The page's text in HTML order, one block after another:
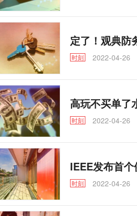
定了！观典防
时刻 2022-04-26
高玩不买单了
时刻 2022-04-26
IEEE发布首
时刻 2022-04-26